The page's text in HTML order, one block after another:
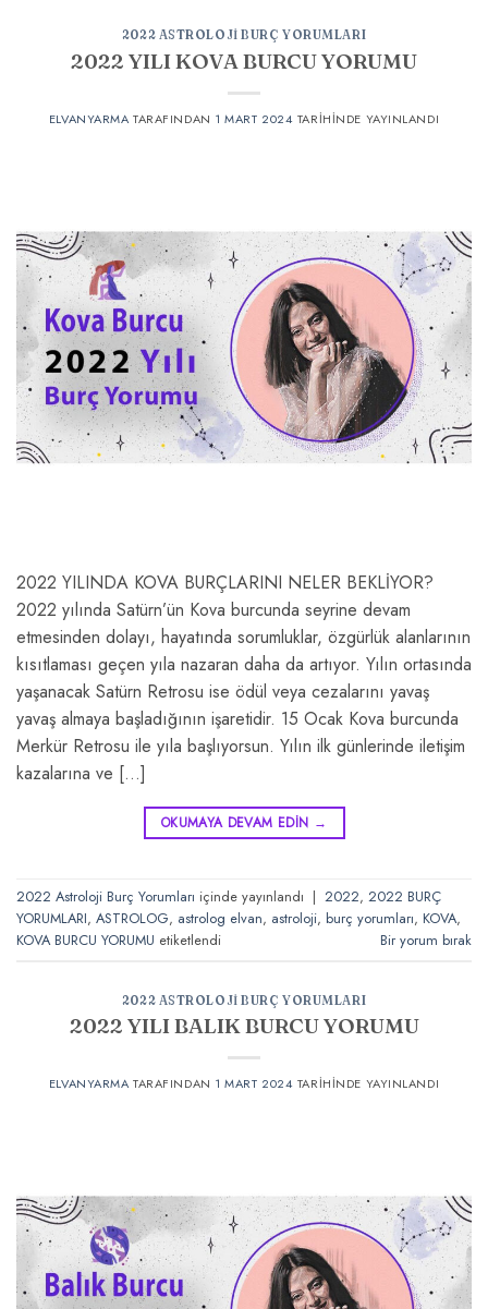
2022 ASTROLOJI BURÇ YORUMLARI
2022 YILI KOVA BURCU YORUMU
ELVANYARMA TARAFINDAN 1 MART 2024 TARIHINDE YAYINLANDI
2022 YILINDA KOVA BURÇLARINI NELER BEKLİYOR?
2022 yılında Satürn’ün Kova burcunda seyrine devam
etmesinden dolayı, hayatında sorumluklar, özgürlük alanlarının
kısıtlaması geçen yıla nazaran daha da artıyor. Yılın ortasında
yaşanacak Satürn Retrosu ise ödül veya cezalarını yavaş
yavaş almaya başladığının işaretidir. 15 Ocak Kova burcunda
Merkür Retrosu ile yıla başlıyorsun. Yılın ilk günlerinde iletişim
kazalarına ve […]
OKUMAYA DEVAM EDIN →
2022 Astroloji Burç Yorumları içinde yayınlandı | 2022, 2022 BURÇ
YORUMLARI, ASTROLOG, astrolog elvan, astroloji, burç yorumları, KOVA,
KOVA BURCU YORUMU etiketlendi Bir yorum bırak
2022 ASTROLOJI BURÇ YORUMLARI
2022 YILI BALIK BURCU YORUMU
ELVANYARMA TARAFINDAN 1 MART 2024 TARIHINDE YAYINLANDI